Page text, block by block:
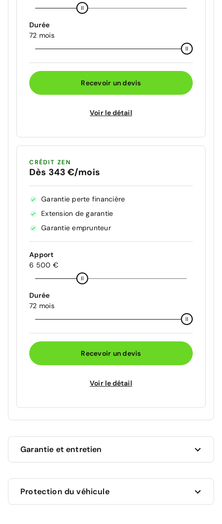
Durée
72 mois
Recevoir un devis
Voir le détail
CRÉDIT ZEN
Dès 343 €/mois
Garantie perte financière
Extension de garantie
Garantie emprunteur
Apport
6 500 €
Durée
72 mois
Recevoir un devis
Voir le détail
Garantie et entretien
jusqu'au 19/05/2028 soit pour une durée de 21 mois.
Les travaux couverts par la garantie seront
Protection du véhicule